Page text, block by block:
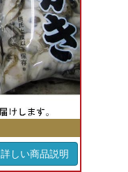
詳しい商品説明